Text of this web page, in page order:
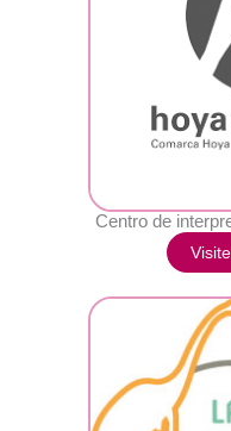
Centro de